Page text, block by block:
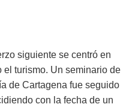
siguiente se centró en
turismo. Un seminario de
de Cartagena fue seguido
con la fecha de un